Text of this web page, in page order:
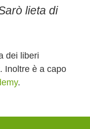
lieta di
dei liberi
Inoltre è a capo
.